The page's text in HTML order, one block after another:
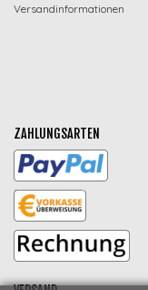
Versandinformationen
ZAHLUNGSARTEN